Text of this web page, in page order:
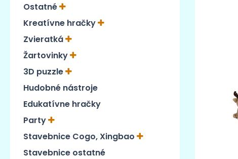
Ostatné
Kreatívne hračky
Zvieratká
Žartovinky
3D puzzle
Hudobné nástroje
Edukatívne hračky
Party
Stavebnice Cogo, Xingbao
Stavebnice ostatné